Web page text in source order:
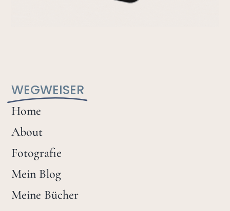
WEGWEISER
Home
About
Fotografie
Mein Blog
Meine Bücher